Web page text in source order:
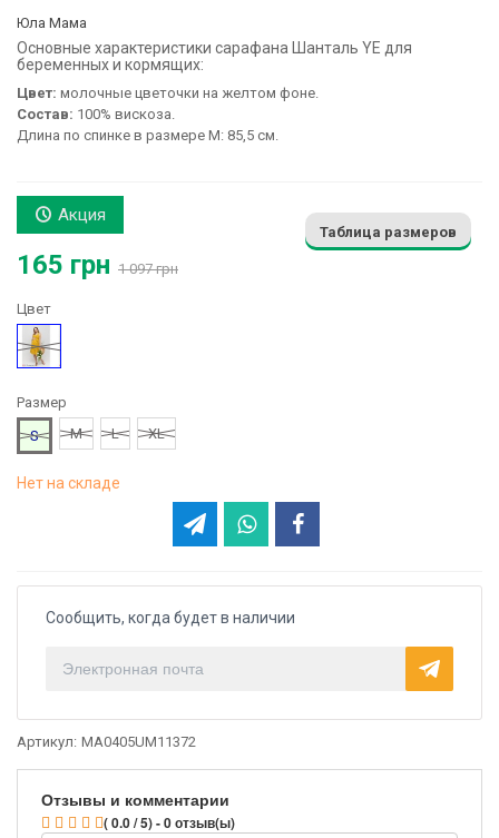
Юла Мама
Основные характеристики сарафана Шанталь YE для
беременных и кормящих:
Цвет: молочные цветочки на желтом фоне.
Состав: 100% вискоза.
Длина по спинке в размере М: 85,5 см.
Акция
165 грн 1 097 грн
Таблица размеров
Цвет
Желтый
Размер
S
M L XL
Нет на складе
Сообщить, когда будет в наличии
Артикул: MA0405UM11372
Отзывы и комментарии
( 0.0 / 5) - 0 отзыв(ы)